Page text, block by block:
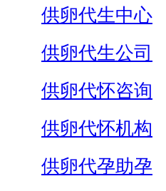
供卵代生中心
供卵代生公司
供卵代怀咨询
供卵代怀机构
供卵代孕助孕